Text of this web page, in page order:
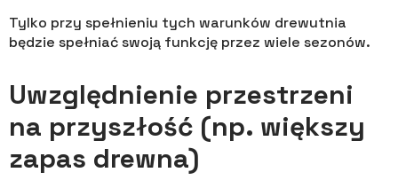
Tylko przy spełnieniu tych warunków drewutnia
będzie spełniać swoją funkcję przez wiele sezonów.
Uwzględnienie przestrzeni
na przyszłość (np. większy
zapas drewna)